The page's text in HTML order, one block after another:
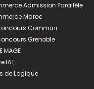
Admission Parallèle
Maroc
Commun
Grenoble
MAGE
IAE
de Logique